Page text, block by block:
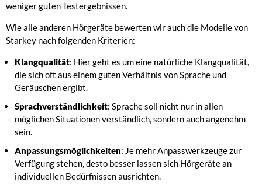
weniger guten Testergebnissen.
Wie alle anderen Hörgeräte bewerten wir auch die Modelle von
Starkey nach folgenden Kriterien:
Klangqualität: Hier geht es um eine natürliche Klangqualität,
die sich oft aus einem guten Verhältnis von Sprache und
Geräuschen ergibt.
Sprachverständlichkeit: Sprache soll nicht nur in allen
möglichen Situationen verständlich, sondern auch angenehm
sein.
Anpassungsmöglichkeiten: Je mehr Anpasswerkzeuge zur
Verfügung stehen, desto besser lassen sich Hörgeräte an
individuellen Bedürfnissen ausrichten.